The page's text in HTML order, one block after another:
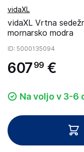
vidaXL
vidaXL Vrtna
mornarsko modra
ID: 5000135094
607 99 €
Na voljo v 3-6